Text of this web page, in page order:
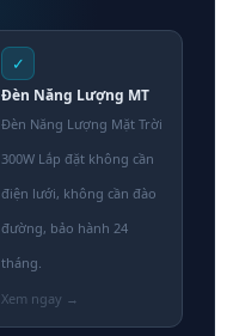
✓
Đèn Năng Lượng MT
Đèn Năng Lượng Mặt Trời
300W Lắp đặt không cần
điện lưới, không cần đào
đường, bảo hành 24
tháng.